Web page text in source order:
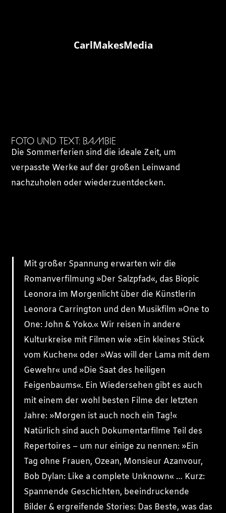
CarlMakesMedia
FOTO UND TEXT: BAMBIE
Die Sommerferien sind die ideale Zeit, um
verpasste Werke auf der großen Leinwand
nachzuholen oder wiederzuentdecken.
Mit großer Spannung erwarten wir die
Romanverfilmung »Der Salzpfad«, das Biopic
Leonora im Morgenlicht über die Künstlerin
Leonora Carrington und den Musikfilm »One to
One: John & Yoko.« Wir reisen in andere
Kulturkreise mit Filmen wie »Ein kleines Stück
vom Kuchen« oder »Was will der Lama mit dem
Gewehr« und »Die Saat des heiligen
Feigenbaums«. Ein Wiedersehen gibt es auch
mit einem der wohl besten Filme der letzten
Jahre: »Morgen ist auch noch ein Tag!«
Natürlich sind auch Dokumentarfilme Teil des
Repertoires – um nur einige zu nennen: »Ein
Tag ohne Frauen, Ozean, Monsieur Azanvour,
Bob Dylan: Like a complete Unknown« … Kurz:
Spannende Geschichten, beeindruckende
Bilder & ergreifende Stories: Das Beste, was das